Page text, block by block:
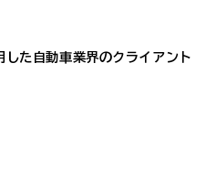
した自動車業界のクライアント